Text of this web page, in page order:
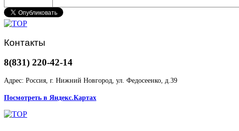
Контакты
8(831) 220-42-14
Адрес: Россия, г. Нижний Новгород, ул. Федосеенко, д.39
Посмотреть в Яндекс.Картах